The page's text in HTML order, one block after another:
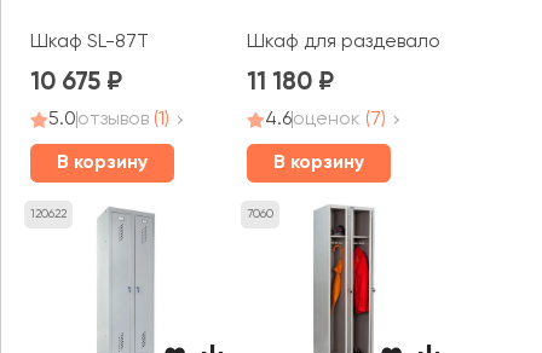
Шкаф SL-87T
10 675
5.0отзывов (1)
В корзину
Шкаф для раздевалок
11 180
4.6оценок (7)
В корзину
120622 7060